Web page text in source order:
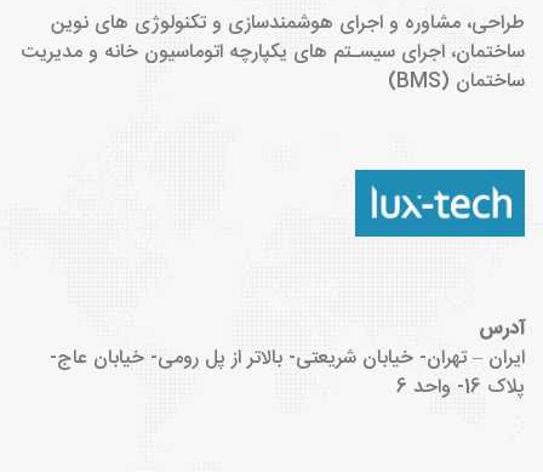
طراحی، مشاوره و اجرای هوشمندسازی و تکنولوژی های نوین
ساختمان، اجرای سیسـتم های یکپارچه اتوماسیون خانه و مدیریت
ساختمان (BMS)
آدرس
ایران – تهران- خیابان شریعتی- بالاتر از پل رومی- خیابان عاج-
پلاک 16- واحد 6